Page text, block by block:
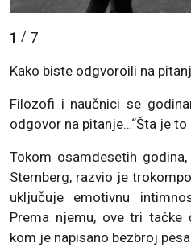
1 / 7
Kako biste odgvoroili na
Filozofi i naučnici se
odgovor na pitanje…“Šta je to
Tokom osamdesetih
Sternberg, razvio je
uključuje emotivnu
Prema njemu, ove tri
kom je napisano bezbroj